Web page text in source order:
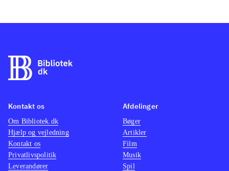
Kontakt os
Om Bibliotek.dk
Hjælp og vejledning
Kontakt os
Privatlivspolitik
Leverandører
Afdelinger
Bøger
Artikler
Film
Musik
Spil